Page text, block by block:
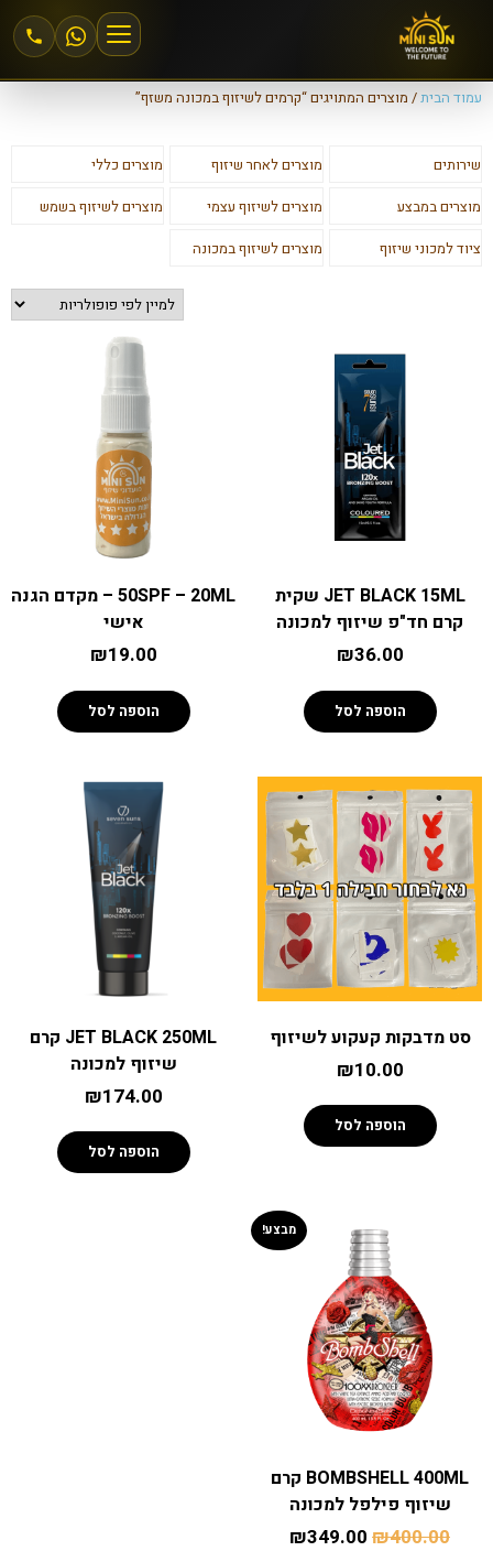
אזור אישי
מחירים וחבילות
טיפול באור אדום
אפליקציית MiniSun
למה אנחנו
שאלות נפוצות
מאמרים
תקנון
קורס שיזוף בהתזה
עמוד הבית/ מוצרים המתויגים “קרמים לשיזוף במכונה משזף”
שירותים מוצרים לאחר שיזוף
מוצרים כללי
מוצרים במבצע
מוצרים לשיזוף עצמי
מוצרים לשיזוף בשמש
ציוד למכוני שיזוף
מוצרים לשיזוף במכונה
JET BLACK 15ML שקית
קרם חד"פ שיזוף למכונה
₪36.00
הוספה לסל
50SPF – 20ML – מקדם הגנה
אישי
₪19.00
הוספה לסל
סט מדבקות קעקוע לשיזוף
₪10.00
הוספה לסל
JET BLACK 250ML קרם
שיזוף למכונה
₪174.00
הוספה לסל
מבצע!
BOMBSHELL 400ML קרם
שיזוף פילפל למכונה
₪400.00
₪349.00